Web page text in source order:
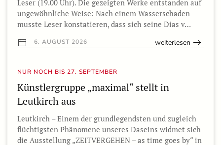
Leser (19.00 Uhr). Die gezeigten Werke entstanden auf
ungewöhnliche Weise: Nach einem Wasserschaden
musste Leser konstatieren, dass sich seine Dias v…
6. AUGUST 2026 weiterlesen
NUR NOCH BIS 27. SEPTEMBER
Künstlergruppe „maximal“ stellt in
Leutkirch aus
Leutkirch – Einem der grundlegendsten und zugleich
flüchtigsten Phänomene unseres Daseins widmet sich
die Ausstellung „ZEITVERGEHEN – as time goes by“ in